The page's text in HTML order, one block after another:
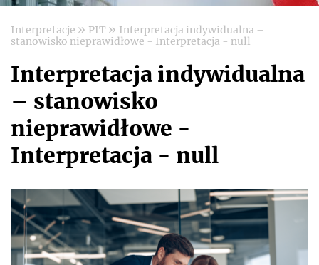
Interpretacje » PIT » Interpretacja indywidualna –
stanowisko nieprawidłowe - Interpretacja - null
Interpretacja indywidualna
– stanowisko
nieprawidłowe -
Interpretacja - null